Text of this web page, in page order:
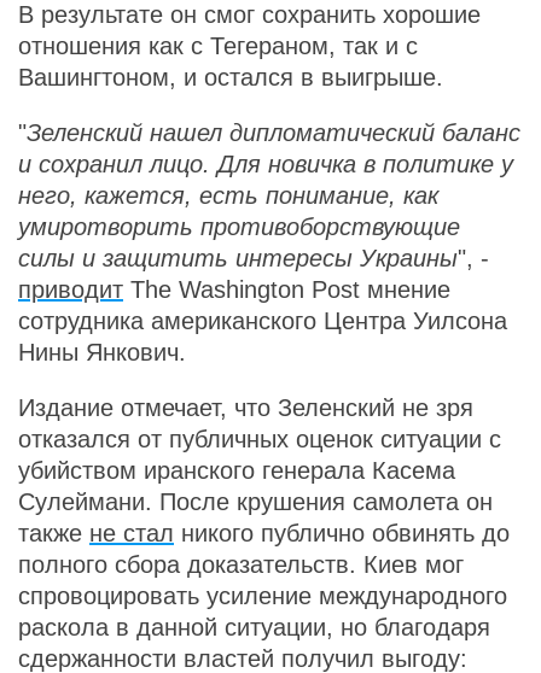
В результате он смог сохранить хорошие
отношения как с Тегераном, так и с
Вашингтоном, и остался в выигрыше.
"Зеленский нашел дипломатический баланс
и сохранил лицо. Для новичка в политике у
него, кажется, есть понимание, как
умиротворить противоборствующие
силы и защитить интересы Украины", -
приводит The Washington Post мнение
сотрудника американского Центра Уилсона
Нины Янкович.
Издание отмечает, что Зеленский не зря
отказался от публичных оценок ситуации с
убийством иранского генерала Касема
Сулеймани. После крушения самолета он
также не стал никого публично обвинять до
полного сбора доказательств. Киев мог
спровоцировать усиление международного
раскола в данной ситуации, но благодаря
сдержанности властей получил выгоду: